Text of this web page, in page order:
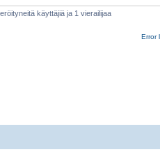
käyttäjiä ja 1 vierailijaa
Error